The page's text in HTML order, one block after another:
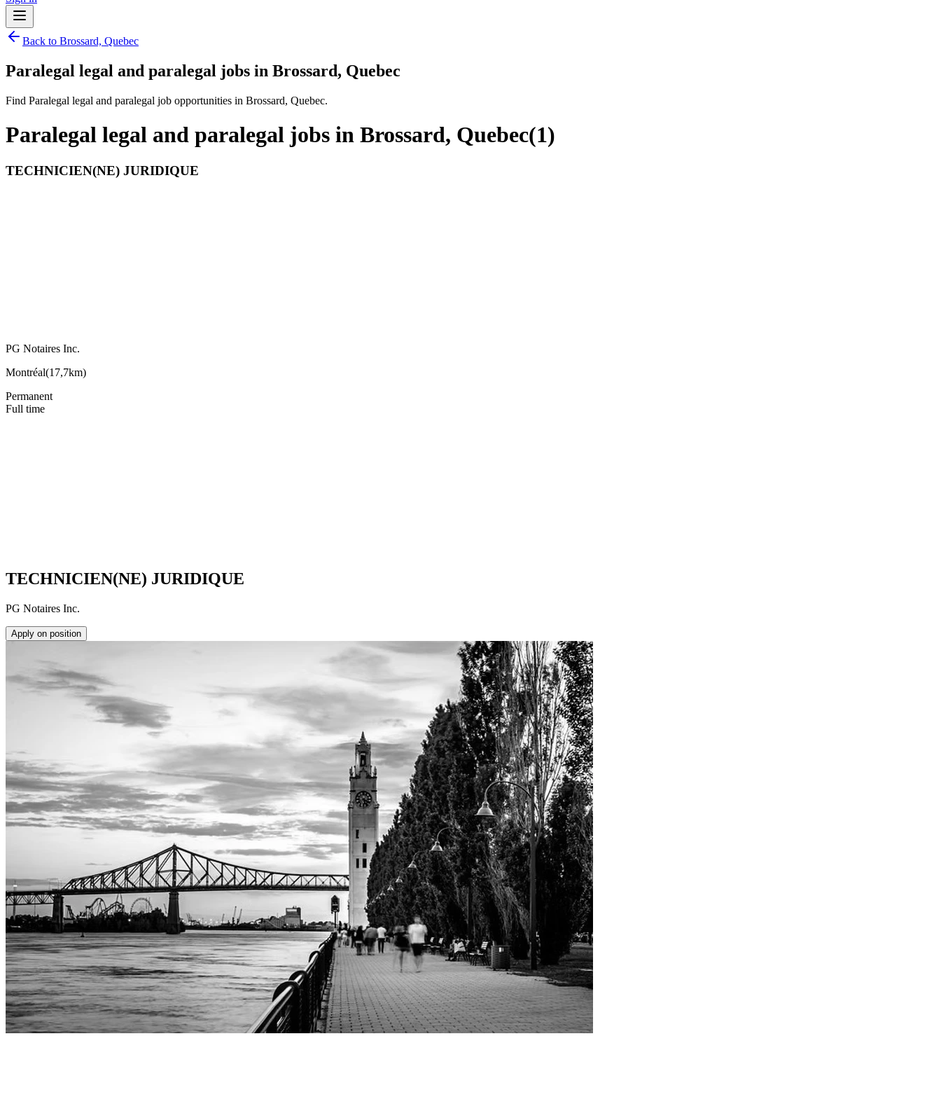
Back to Brossard, Quebec
Paralegal legal and paralegal jobs in Brossard, Quebec
Find Paralegal legal and paralegal job opportunities in Brossard, Quebec.
Paralegal legal and paralegal jobs in Brossard, Quebec(1)
TECHNICIEN(NE) JURIDIQUE
PG Notaires Inc.
Montréal(17,7km)
Permanent
Full time
TECHNICIEN(NE) JURIDIQUE
PG Notaires Inc.
Apply on position